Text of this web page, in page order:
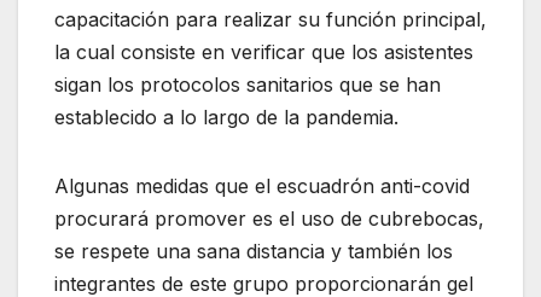
capacitación para realizar su función principal,
la cual consiste en verificar que los asistentes
sigan los protocolos sanitarios que se han
establecido a lo largo de la pandemia.
Algunas medidas que el escuadrón anti-covid
procurará promover es el uso de cubrebocas,
se respete una sana distancia y también los
integrantes de este grupo proporcionarán gel